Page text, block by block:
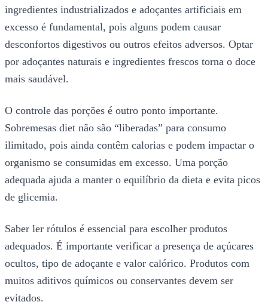
ingredientes industrializados e adoçantes artificiais em
excesso é fundamental, pois alguns podem causar
desconfortos digestivos ou outros efeitos adversos. Optar
por adoçantes naturais e ingredientes frescos torna o doce
mais saudável.
O controle das porções é outro ponto importante.
Sobremesas diet não são “liberadas” para consumo
ilimitado, pois ainda contêm calorias e podem impactar o
organismo se consumidas em excesso. Uma porção
adequada ajuda a manter o equilíbrio da dieta e evita picos
de glicemia.
Saber ler rótulos é essencial para escolher produtos
adequados. É importante verificar a presença de açúcares
ocultos, tipo de adoçante e valor calórico. Produtos com
muitos aditivos químicos ou conservantes devem ser
evitados.